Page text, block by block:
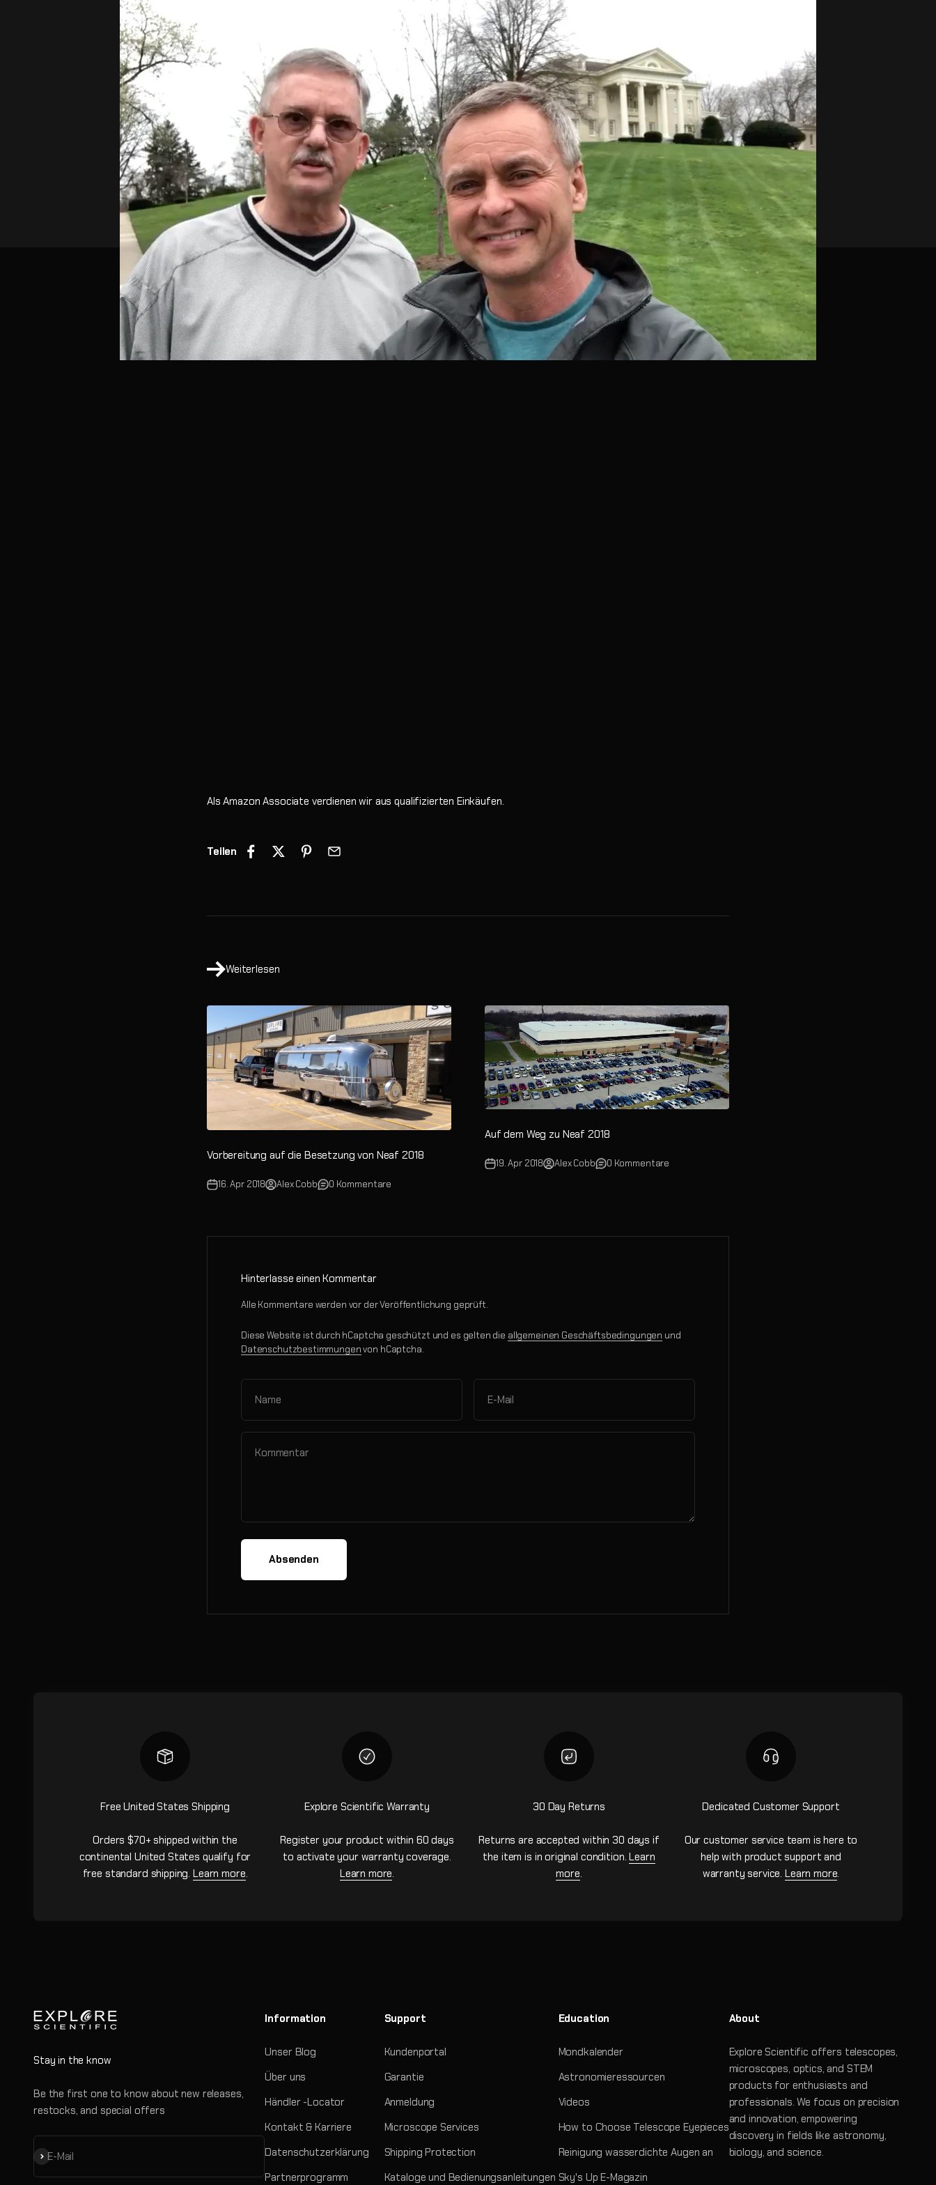
Als Amazon Associate verdienen wir aus qualifizierten Einkäufen.
Teilen
Weiterlesen
Vorbereitung auf die Besetzung von Neaf 2018
16. Apr 2018 Alex Cobb 0 Kommentare
Auf dem Weg zu Neaf 2018
19. Apr 2018 Alex Cobb 0 Kommentare
Hinterlasse einen Kommentar
Alle Kommentare werden vor der Veröffentlichung geprüft.
Diese Website ist durch hCaptcha geschützt und es gelten die allgemeinen Geschäftsbedingungen und
Datenschutzbestimmungenvon hCaptcha.
Name E-Mail
Kommentar
Absenden
Free United States Shipping
Orders $70+ shipped within the
continental United States qualify for
free standard shipping.Learn more.
Explore Scientific Warranty
Register your product within 60 days
to activate your warranty coverage.
Learn more.
30 Day Returns
Returns are accepted within 30 days if
the item is in original condition.Learn
more.
Dedicated Customer Support
Our customer service team is here to
help with product support and
warranty service. Learn more.
Stay in the know
Be the first one to know about new releases,
restocks, and special offers
E-Mail
Abonnieren
Information
Unser Blog
Über uns
Händler -Locator
Kontakt & Karriere
Datenschutzerklärung
Partnerprogramm
Support
Kundenportal
Garantie
Anmeldung
Microscope Services
Shipping Protection
Kataloge und Bedienungsanleitungen
Education
Mondkalender
Astronomieressourcen
Videos
How to Choose Telescope Eyepieces
Reinigung wasserdichte Augen an
Sky's Up E-Magazin
About
Explore Scientific offers telescopes,
microscopes, optics, and STEM
products for enthusiasts and
professionals. We focus on precision
and innovation, empowering
discovery in fields like astronomy,
biology, and science.